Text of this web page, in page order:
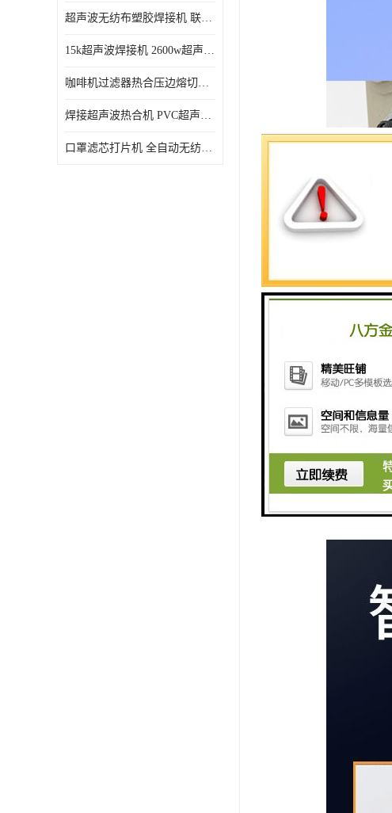
超声波无纺布塑胶焊接机 联宇制造
15k超声波焊接机 2600w超声波焊接机 联宇制造
咖啡机过滤器热合压边熔切机 超声波无纺布喷胶棉热合机
焊接超声波热合机 PVC超声波焊接机 无纺布超声波设备
口罩滤芯打片机 全自动无纺布压花压标设备 多层料复合机